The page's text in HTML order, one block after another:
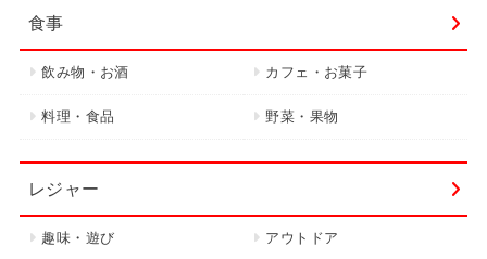
食事
飲み物・お酒 カフェ・お菓子
料理・食品 野菜・果物
レジャー
趣味・遊び アウトドア